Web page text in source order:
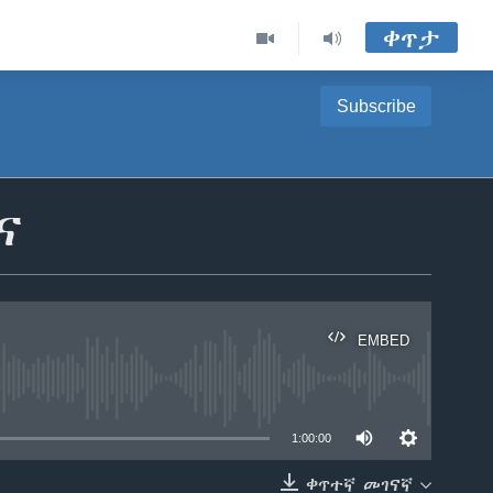
ቀጥታ
Subscribe
EMBED
1:00:00
ቀጥተኛ መገናኛ